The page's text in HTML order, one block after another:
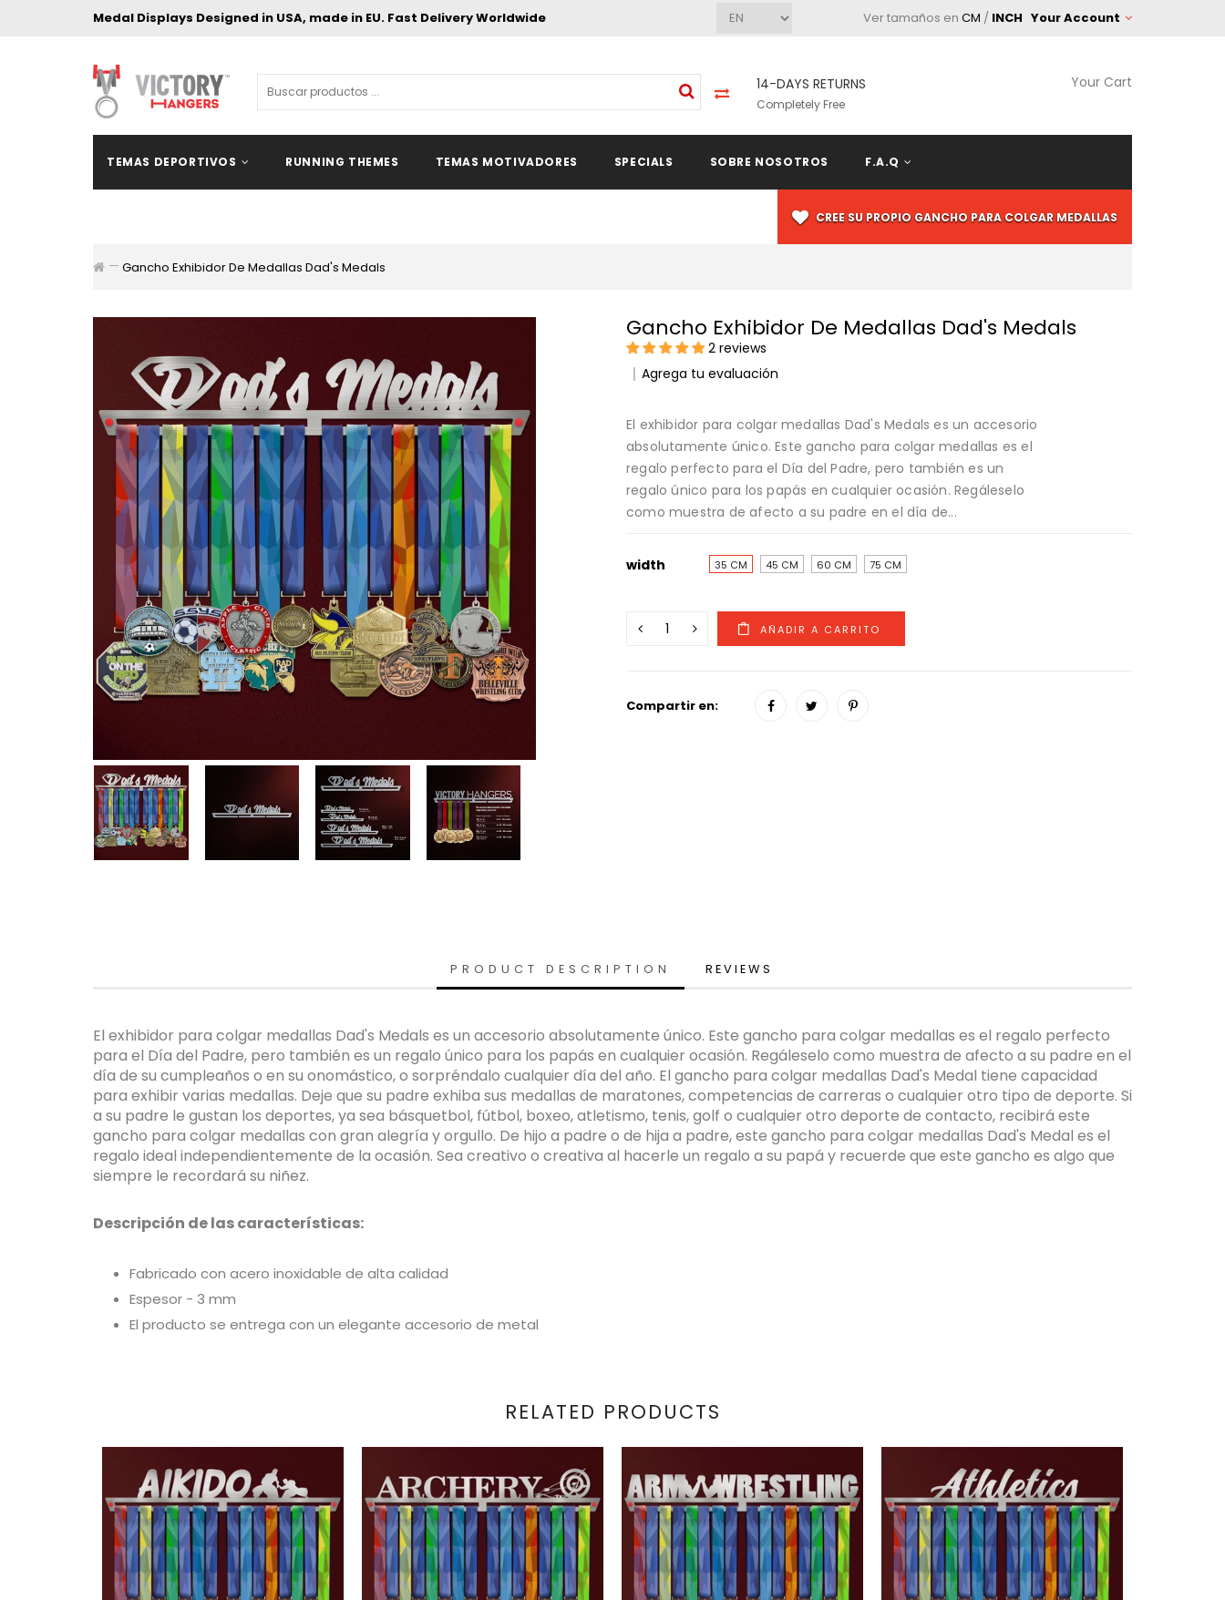
Medal Displays Designed in USA, made in EU. Fast Delivery Worldwide Your Account
Ver tamaños en CM / INCH
14-DAYS RETURNS
Completely Free
Your Cart
TEMAS DEPORTIVOS RUNNING THEMES TEMAS MOTIVADORES SPECIALS SOBRE NOSOTROS F.A.Q
CREE SU PROPIO GANCHO PARA COLGAR MEDALLAS
Gancho Exhibidor De Medallas Dad's Medals
Gancho Exhibidor De Medallas Dad's Medals
2 reviews
Agrega tu evaluación
El exhibidor para colgar medallas Dad's Medals es un accesorio
absolutamente único. Este gancho para colgar medallas es el
regalo perfecto para el Día del Padre, pero también es un
regalo único para los papás en cualquier ocasión. Regáleselo
como muestra de afecto a su padre en el día de...
width 35 CM 45 CM 60 CM 75 CM
Compartir en:
PRODUCT DESCRIPTION REVIEWS
El exhibidor para colgar medallas Dad's Medals es un accesorio absolutamente único. Este gancho para colgar medallas es el regalo perfecto
para el Día del Padre, pero también es un regalo único para los papás en cualquier ocasión. Regáleselo como muestra de afecto a su padre en el
día de su cumpleaños o en su onomástico, o sorpréndalo cualquier día del año. El gancho para colgar medallas Dad's Medal tiene capacidad
para exhibir varias medallas. Deje que su padre exhiba sus medallas de maratones, competencias de carreras o cualquier otro tipo de deporte. Si
a su padre le gustan los deportes, ya sea básquetbol, fútbol, boxeo, atletismo, tenis, golf o cualquier otro deporte de contacto, recibirá este
gancho para colgar medallas con gran alegría y orgullo. De hijo a padre o de hija a padre, este gancho para colgar medallas Dad's Medal es el
regalo ideal independientemente de la ocasión. Sea creativo o creativa al hacerle un regalo a su papá y recuerde que este gancho es algo que
siempre le recordará su niñez.
Descripción de las características:
Fabricado con acero inoxidable de alta calidad
Espesor - 3 mm
El producto se entrega con un elegante accesorio de metal
RELATED PRODUCTS